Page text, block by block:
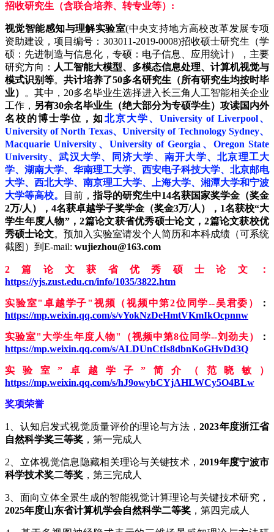
招收研究生（含联合培养、转专业等）:
视觉智能感知与理解实验室(中央支持地方高校改革发展专项
资助建设，项目编号：303011-2019-0008)招收硕士研究生（学
硕：先进制造与信息化，专硕：电子信息、应用统计），主要
研究方向： 人工智能大模型、多模态信息处理、计算机视觉与
模式识别等。 共计培养了50多名研究生（所有研究生均按时毕
业）
。其中，20多名毕业生选择进入长三角人工智能相关企业
工作， 另有30余名毕业生（绝大部分为专硕学生）攻读国内外
名校的博士学位，如 北京大学、University of Liverpool、
University of North Texas、University of Technology Sydney、
Macquarie University、University of Georgia、Oregon State
University、武汉大学、同济大学、南开大学、北京理工大
学、湖南大学、华南理工大学、西安电子科技大学、北京邮电
大学、西北大学、南京理工大学、上海大学、湘潭大学和宁波
大学等高校。
目前，指导的研究生中14名获国家奖学金（奖金
2万/人），4名获卓越学子奖学金（奖金3万/人），1名获校“大
学生年度人物”，2篇论文获省优秀硕士论文，2篇论文获校优
秀硕士论文。预加入实验室请发个人简历和本科成绩（可系统
截图）到E-mail: wujiezhou@163.com
2篇论文获省优秀硕士论文：
https://yjs.zust.edu.cn/info/1035/3822.htm
实验室"卓越学子"视频（视频中第2位同学--吴君委）
：
https://mp.weixin.qq.com/s/vYokNzDeHmtVKmIkOcpnnw
实验室"大学生年度人物"（视频中第8位同学--刘劲夫）
：
https://mp.weixin.qq.com/s/ALDUnCtIs8dbnKoGHvDd3Q
实验室”卓越学子”简介（范晓敏）
https://mp.weixin.qq.com/s/hJ9owybCYjAHLWCy5O4BLw
奖项荣誉
1、认知启发式视觉质量评价的理论与方法，2023年度浙江省
自然科学奖三等奖 ，第一完成人
2、立体视觉信息隐藏相关理论与关键技术，2019年度宁波市
科学技术奖二等奖 ，第三完成人
3、面向立体全景生成的智能视觉计算理论与关键技术研究，
2025年度山东省计算机学会自然科学二等奖 ，第四完成人